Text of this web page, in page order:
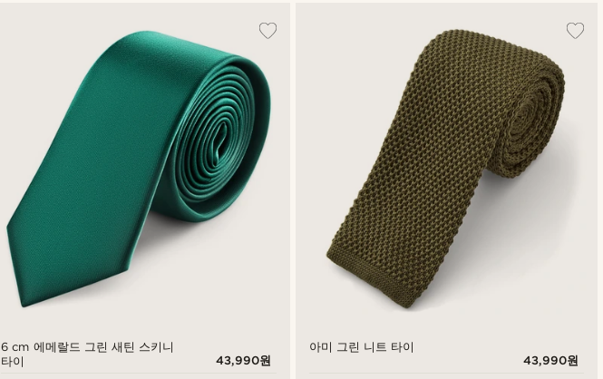
6 cm 에메랄드 그린 새틴 스키니
타이
43,990원
아미 그린 니트 타이
43,990원